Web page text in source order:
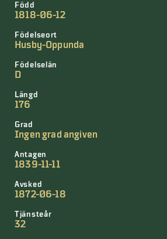
Född
1818-06-12
Födelseort
Husby-Oppunda
Födelselän
D
Längd
176
Grad
Ingen grad angiven
Antagen
1839-11-11
Avsked
1872-06-18
Tjänsteår
32